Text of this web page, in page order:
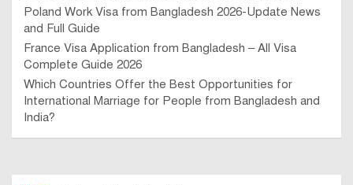
Poland Work Visa from Bangladesh 2026-Update News
and Full Guide
France Visa Application from Bangladesh – All Visa
Complete Guide 2026
Which Countries Offer the Best Opportunities for
International Marriage for People from Bangladesh and
India?